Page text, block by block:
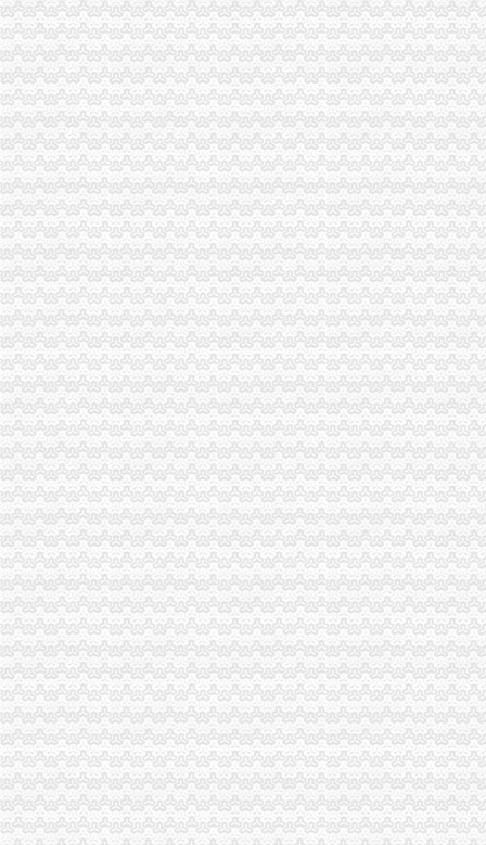
市重庆代办公司局副局长李林出席巴南工商分局与邹城市工商局友好合作协议
市重庆营业执照注销局副局长李林出席北碚区学校食品安全义务监督员聘任大会
江津局重庆税务注销加知识产权保护力度
合川局荣获“2010年全国清理整顿人力资源市场秩序专项行动突出成绩单位”重
市重庆分公司注销局组织参加全国工商系统知识产权保护与执法工作电视电话
市重庆分公司注销局部署击侵知识产权和制售冒伪劣商品专项行动
市局宣教处支部认真学习贯彻的重庆营业执照注销十七届五中全会精
市重庆营业执照注销政协委员年终视察团视察微企发展工作
市局局长、组书记波要求大力规范全系统“一讲二评三公示”重庆代办公司再掀
市重庆营业执照注销局副巡视员陈建川到渝中局调研巡查体系改革试点工作
渝中局重庆营业执照注销化执法监督规范执法行为依法行政工作取得阶段成效
永川局述职述廉工作注重“五个结合”重庆代办公司把好五个环节